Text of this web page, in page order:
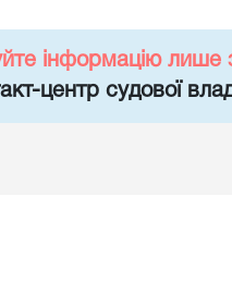
інформацію лише
центр судової